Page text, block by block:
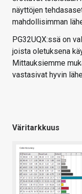
näyttöjen
mahdollisimman
PG32UQX:ssä on
joista oletuksena
Mittauksiemme
vastasivat hyvin
Väritarkkuus